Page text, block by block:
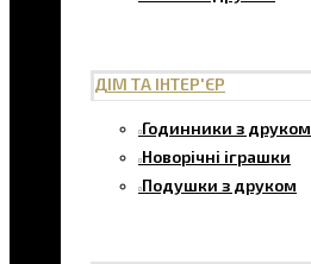
ДІМ ТА ІНТЕР'ЄР
Годинники з друком
Новорічні іграшки
Подушки з друком